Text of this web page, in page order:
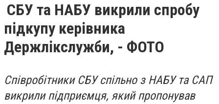
СБУ та НАБУ викрили спробу
підкупу керівника
Держлікслужби, - ФОТО
Співробітники СБУ спільно з НАБУ та САП
викрили підприємця, який пропонував